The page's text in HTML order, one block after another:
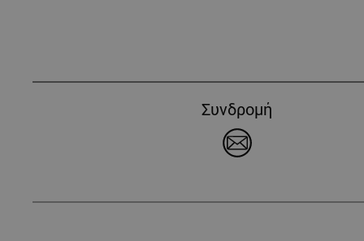
Συνδρομή